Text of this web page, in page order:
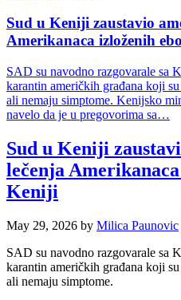
Sud u Keniji zaustavio
Amerikanaca izloženih
SAD su navodno razgovarale sa
karantin američkih građana koji
ali nemaju simptome. Kenijsko
navelo da je u pregovorima sa…
Sud u Keniji
lečenja
Keniji
May 29, 2026 by Milica Paunovic
SAD su navodno razgovarale sa
karantin američkih građana koji
ali nemaju simptome.